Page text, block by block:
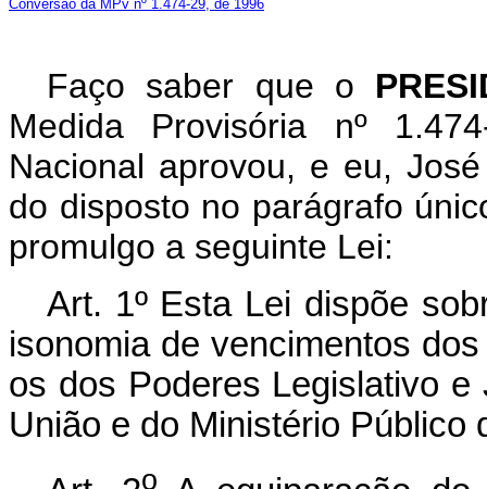
Conversão da MPv nº 1.474-29, de 1996
Faço saber que o
Medida Provisória nº
Nacional aprovou, e eu,
do disposto no parágrafo
promulgo a seguinte Lei:
Art. 1º Esta Lei dispõe
isonomia de vencimentos
os dos Poderes Legislativo
União e do Ministério Público
o